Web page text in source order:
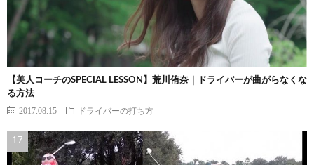
【美人コーチのSPECIAL LESSON】荒川侑奈｜ドライバーが曲がらなくな
る方法
2017.08.15 ドライバーの打ち方